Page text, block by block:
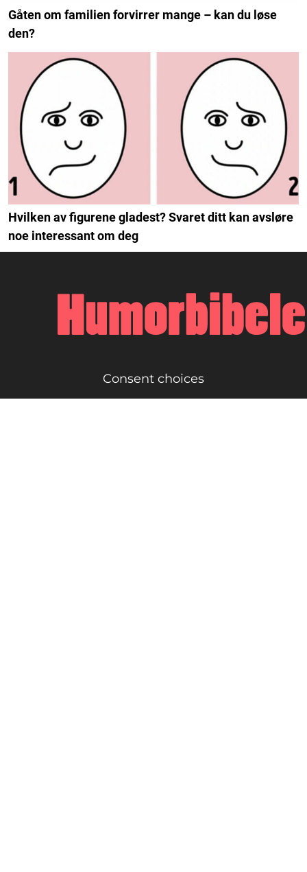
Gåten om familien forvirrer mange – kan du løse
den?
Hvilken av figurene gladest? Svaret ditt kan avsløre
noe interessant om deg
Consent choices